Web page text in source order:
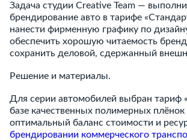
Задача студии Creative Team —
брендирование авто в тарифе
нанести фирменную графику по
обеспечить хорошую читаемость
сохранить деловой, сдержанный
Решение и материалы.
Для серии автомобилей выбран тариф
базе качественных полимерных
оптимальный баланс стоимости и
брендировании коммерческого